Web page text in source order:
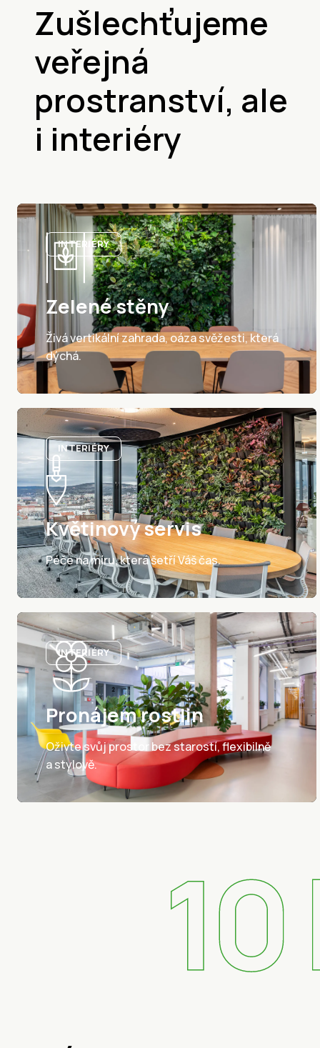
Zušlechťujeme
veřejná
prostranství, ale
i interiéry
INTERIÉRY
Zelené stěny
Živá vertikální zahrada, oáza svěžesti, která
dýchá.
INTERIÉRY
Květinový servis
Péče na míru, která šetří Váš čas.
INTERIÉRY
Pronájem rostlin
Oživte svůj prostor bez starostí, flexibilně
a stylově.